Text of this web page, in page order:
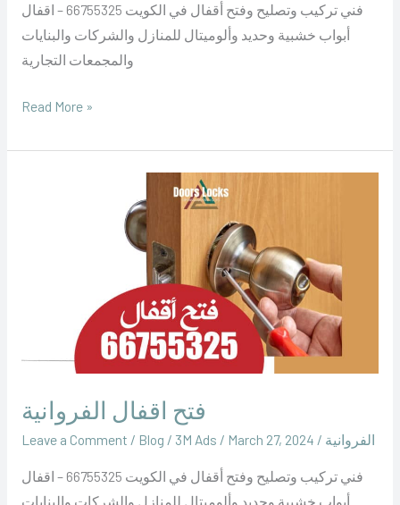
فني تركيب وتصليح وفتح أقفال في الكويت 66755325 – اقفال
أبواب خشبية وحديد وألوميتال للمنازل والشركات والبنايات
والمجمعات التجارية
Read More »
فتح اقفال الفروانية
Leave a Comment / Blog / / March 27, 2024 / الفروانية
فني تركيب وتصليح وفتح أقفال في الكويت 66755325 – اقفال
أبواب خشبية وحديد وألوميتال للمنازل والشركات والبنايات